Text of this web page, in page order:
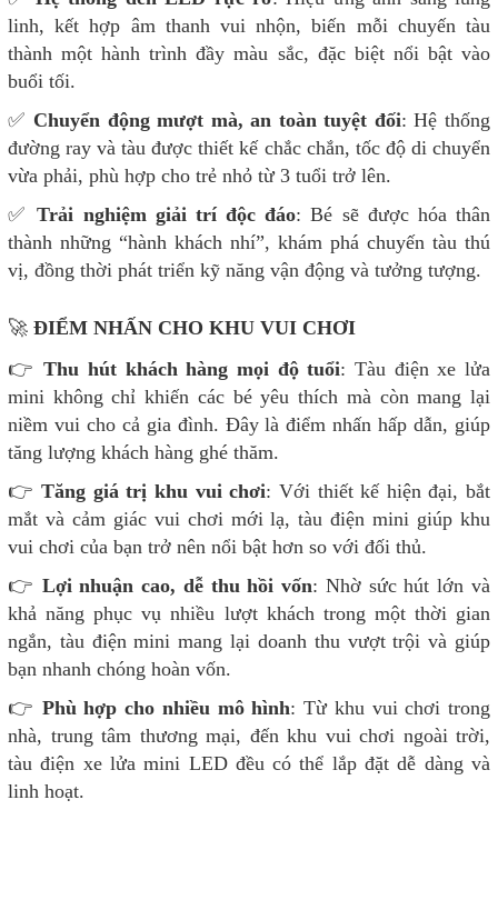
linh, kết hợp âm thanh vui nhộn, biến mỗi chuyến tàu
thành một hành trình đầy màu sắc, đặc biệt nổi bật vào
buổi tối.
✅ Chuyển động mượt mà, an toàn tuyệt đối: Hệ thống
đường ray và tàu được thiết kế chắc chắn, tốc độ di chuyển
vừa phải, phù hợp cho trẻ nhỏ từ 3 tuổi trở lên.
✅Trải nghiệm giải trí độc đáo: Bé sẽ được hóa thân
thành những “hành khách nhí”, khám phá chuyến tàu thú
vị, đồng thời phát triển kỹ năng vận động và tưởng tượng.
🚀 ĐIỂM NHẤN CHO KHU VUI CHƠI
👉Thu hút khách hàng mọi độ tuổi: Tàu điện xe lửa
mini không chỉ khiến các bé yêu thích mà còn mang lại
niềm vui cho cả gia đình. Đây là điểm nhấn hấp dẫn, giúp
tăng lượng khách hàng ghé thăm.
👉Tăng giá trị khu vui chơi: Với thiết kế hiện đại, bắt
mắt và cảm giác vui chơi mới lạ, tàu điện mini giúp khu
vui chơi của bạn trở nên nổi bật hơn so với đối thủ.
👉 Lợi nhuận cao, dễ thu hồi vốn: Nhờ sức hút lớn và
khả năng phục vụ nhiều lượt khách trong một thời gian
ngắn, tàu điện mini mang lại doanh thu vượt trội và giúp
bạn nhanh chóng hoàn vốn.
👉 Phù hợp cho nhiều mô hình: Từ khu vui chơi trong
nhà, trung tâm thương mại, đến khu vui chơi ngoài trời,
tàu điện xe lửa mini LED đều có thể lắp đặt dễ dàng và
linh hoạt.